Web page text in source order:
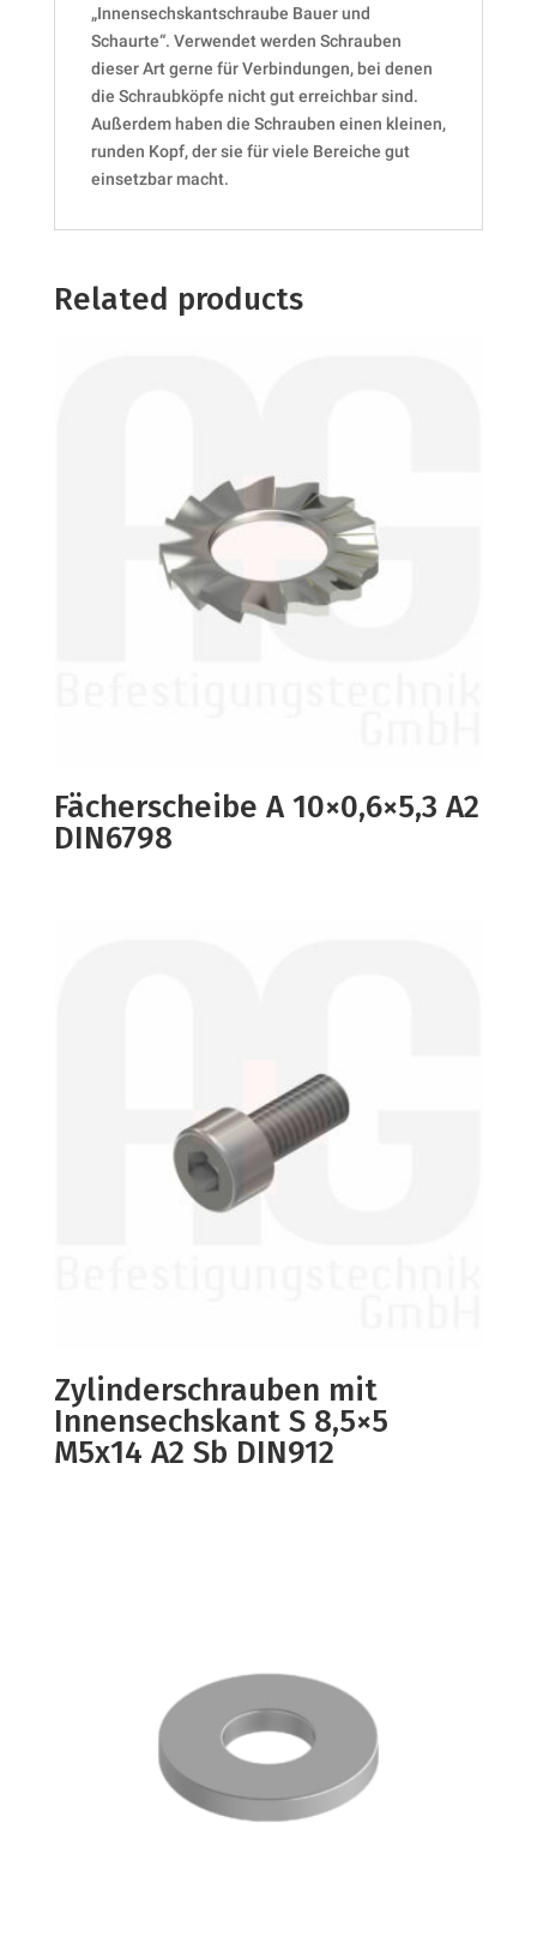
„Innensechskantschraube Bauer und
Schaurte“. Verwendet werden Schrauben
dieser Art gerne für Verbindungen, bei denen
die Schraubköpfe nicht gut erreichbar sind.
Außerdem haben die Schrauben einen kleinen,
runden Kopf, der sie für viele Bereiche gut
einsetzbar macht.
Related products
Fächerscheibe A 10×0,6×5,3 A2
DIN6798
Zylinderschrauben mit
Innensechskant S 8,5×5
M5x14 A2 Sb DIN912